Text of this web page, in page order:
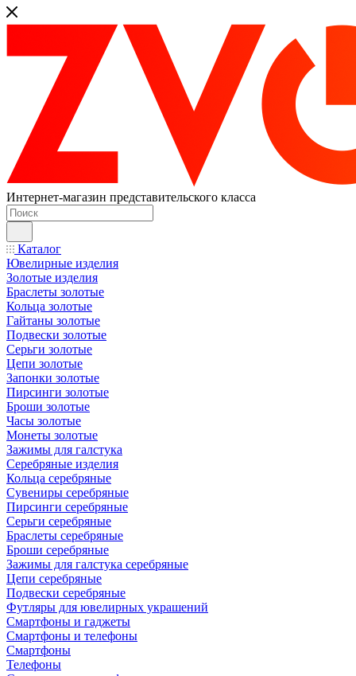
Интернет-магазин представительского класса
Каталог
Ювелирные изделия
Золотые изделия
Браслеты золотые
Кольца золотые
Гайтаны золотые
Подвески золотые
Серьги золотые
Цепи золотые
Запонки золотые
Пирсинги золотые
Броши золотые
Часы золотые
Монеты золотые
Зажимы для галстука
Серебряные изделия
Кольца серебряные
Сувениры серебряные
Пирсинги серебряные
Серьги серебряные
Браслеты серебряные
Броши серебряные
Зажимы для галстука серебряные
Цепи серебряные
Подвески серебряные
Футляры для ювелирных украшений
Смартфоны и гаджеты
Смартфоны и телефоны
Смартфоны
Телефоны